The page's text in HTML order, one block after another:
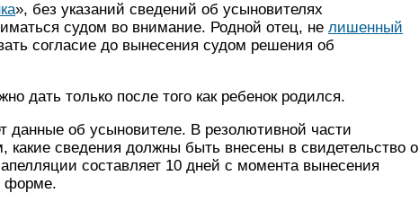
», без указаний сведений об усыновителях
судом во внимание. Родной отец, не лишенный
согласие до вынесения судом решения об
дать только после того как ребенок родился.
данные об усыновителе. В резолютивной части
какие сведения должны быть внесены в свидетельство о
составляет 10 дней с момента вынесения
форме.